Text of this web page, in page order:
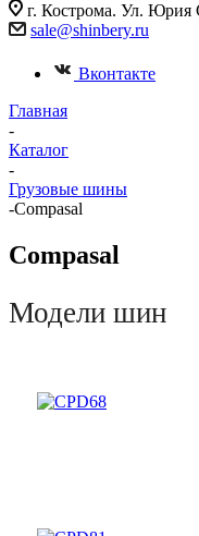
г. Кострома. Ул. Юрия
sale@shinbery.ru
Вконтакте
Главная
-
Каталог
-
Грузовые шины
-Compasal
Compasal
Модели шин